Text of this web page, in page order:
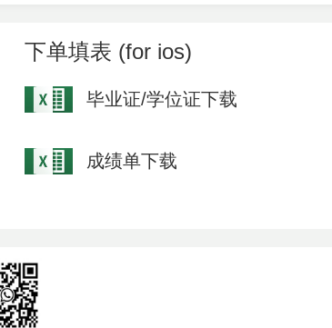
下单填表 (for ios)
毕业证/学位证下载
成绩单下载